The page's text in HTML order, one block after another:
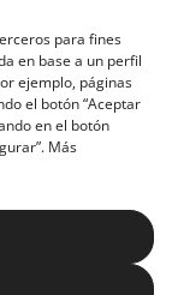
para fines
en base a un perfil
ejemplo, páginas
el botón “Aceptar
en el botón
Más